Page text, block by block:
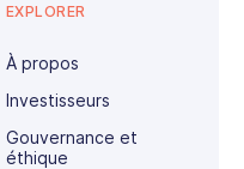
EXPLORER
À propos
Investisseurs
Gouvernance et
éthique